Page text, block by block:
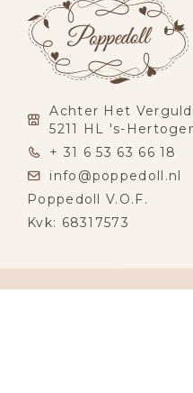
Achter Het Verguld
5211 HL 's-
+ 31 6 53 63 66 18
info@poppedoll.nl
Poppedoll V.O.F.
Kvk: 68317573